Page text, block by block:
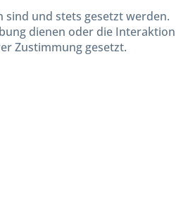
sind und stets gesetzt werden.
dienen oder die Interaktion
Zustimmung gesetzt.